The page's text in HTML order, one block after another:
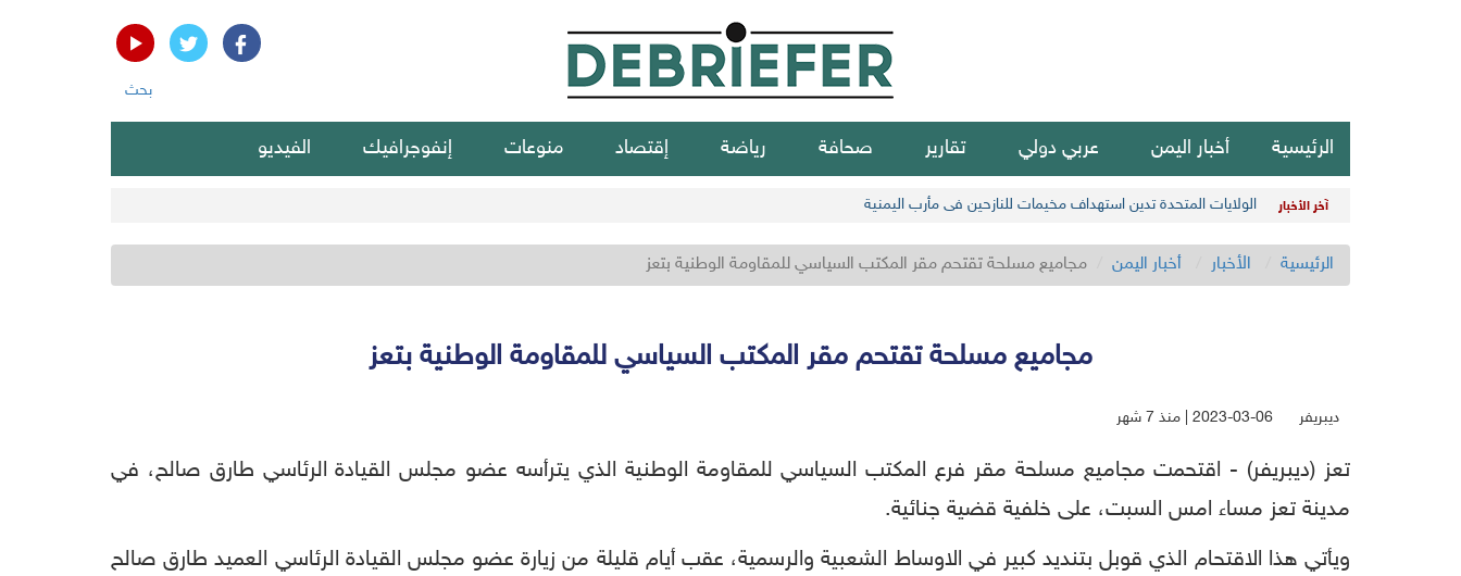
بحث
الرئيسية أخبار اليمن عربي دولي تقارير صحافة رياضة إقتصاد منوعات إنفوجرافيك الفيديو
آخر الأخبار الولايات المتحدة تدين استهداف مخيمات للنازحين في مأرب اليمنية
الرئيسية الأخبار أخبار اليمن مجاميع مسلحة تقتحم مقر المكتب السياسي للمقاومة الوطنية بتعز
مجاميع مسلحة تقتحم مقر المكتب السياسي للمقاومة الوطنية بتعز
ديبريفر 2023-03-06 | منذ 7 شهر
تعز (ديبريفر) - اقتحمت مجاميع مسلحة مقر فرع المكتب السياسي للمقاومة الوطنية الذي يترأسه عضو مجلس القيادة الرئاسي طارق صالح، في
مدينة تعز مساء امس السبت، على خلفية قضية جنائية.
ويأتي هذا الاقتحام الذي قوبل بتنديد كبير في الاوساط الشعبية والرسمية، عقب أيام قليلة من زيارة عضو مجلس القيادة الرئاسي العميد طارق صالح